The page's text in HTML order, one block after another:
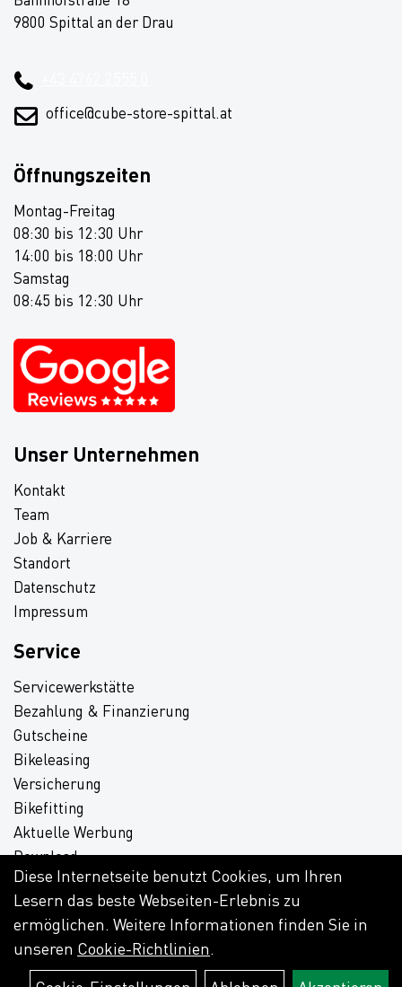
9800 Spittal an der Drau
office@cube-store-spittal.at
Öffnungszeiten
Montag-Freitag
08:30 bis 12:30 Uhr
14:00 bis 18:00 Uhr
Samstag
08:45 bis 12:30 Uhr
Unser Unternehmen
Kontakt
Team
Job & Karriere
Standort
Datenschutz
Impressum
Service
Servicewerkstätte
Bezahlung & Finanzierung
Gutscheine
Bikeleasing
Versicherung
Bikefitting
Aktuelle Werbung
Download
Diese Internetseite benutzt Cookies, um Ihren
Lesern das beste Webseiten-Erlebnis zu
ermöglichen. Weitere Informationen finden Sie in
unseren Cookie-Richtlinien.